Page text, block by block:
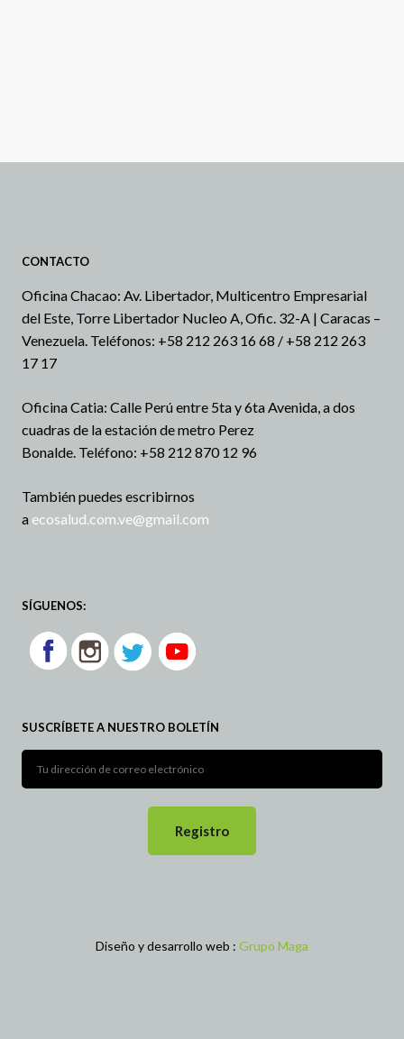
CONTACTO
Oficina Chacao: Av. Libertador, Multicentro Empresarial
del Este, Torre Libertador Nucleo A, Ofic. 32-A | Caracas –
Venezuela. Teléfonos: +58 212 263 16 68 / +58 212 263
17 17
Oficina Catia: Calle Perú entre 5ta y 6ta Avenida, a dos
cuadras de la estación de metro Perez
Bonalde. Teléfono: +58 212 870 12 96
También puedes escribirnos
a ecosalud.com.ve@gmail.com
SÍGUENOS:
SUSCRÍBETE A NUESTRO BOLETÍN
Diseño y desarrollo web : Grupo Maga